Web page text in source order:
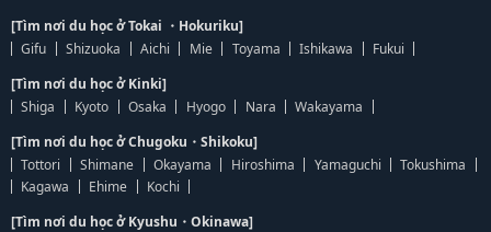
[Tìm nơi du học ở Tokai ・Hokuriku]
Gifu
Shizuoka Aichi Mie Toyama Ishikawa
Fukui
[Tìm nơi du học ở Kinki]
Shiga
Kyoto Osaka Hyogo Nara
Wakayama
[Tìm nơi du học ở Chugoku・Shikoku]
Tottori
Shimane Okayama Hiroshima Yamaguchi
Tokushima
Kagawa
Ehime
Kochi
[Tìm nơi du học ở Kyushu・Okinawa]